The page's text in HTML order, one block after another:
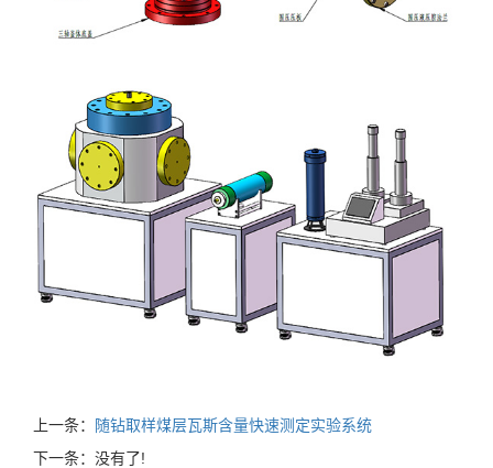
上一条：
随钻取样煤层瓦斯含量快速测定实验系统
下一条：没有了!